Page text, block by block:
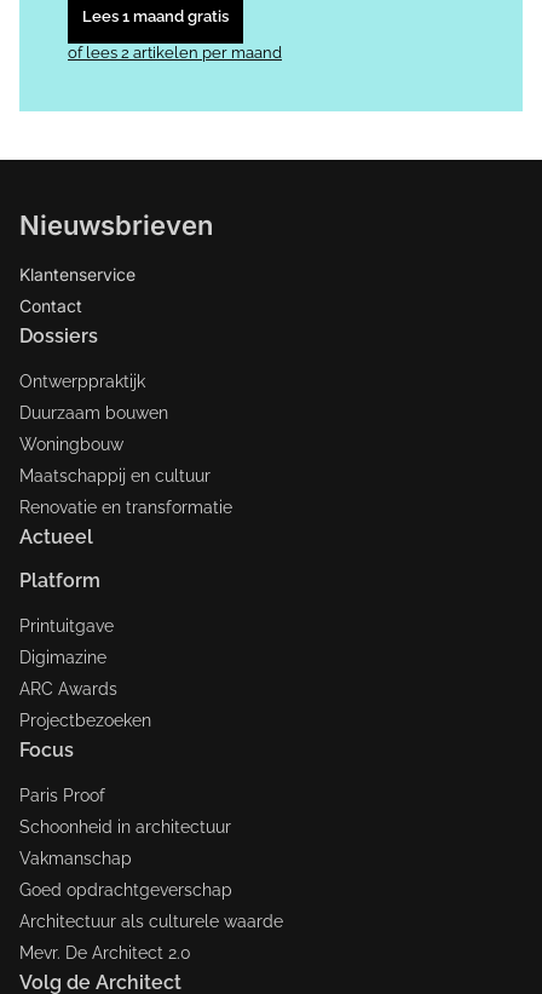
Lees 1 maand gratis
of lees 2 artikelen per maand
Nieuwsbrieven
Klantenservice
Contact
Dossiers
Ontwerppraktijk
Duurzaam bouwen
Woningbouw
Maatschappij en cultuur
Renovatie en transformatie
Actueel
Platform
Printuitgave
Digimazine
ARC Awards
Projectbezoeken
Focus
Paris Proof
Schoonheid in architectuur
Vakmanschap
Goed opdrachtgeverschap
Architectuur als culturele waarde
Mevr. De Architect 2.0
Volg de Architect